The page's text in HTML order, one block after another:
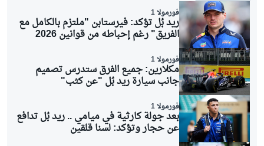
فورمولا 1
ريد بُل تؤكد: فيرستابن "ملتزم بالكامل مع
الفريق" رغم إحباطه من قوانين 2026
فورمولا 1
مكلارين: جميع الفرق ستدرس تصميم
جانب سيارة ريد بُل "عن كثب"
فورمولا 1
بعد جولة كارثية في ميامي .. ريد بُل تدافع
عن حجار وتؤكد: لسنا قلقين